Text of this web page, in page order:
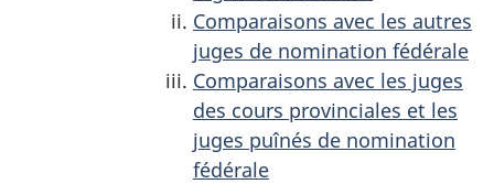
Comparaisons avec les autres
juges de nomination fédérale
Comparaisons avec les juges
des cours provinciales et les
juges puînés de nomination
fédérale